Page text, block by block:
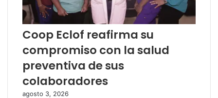
Coop Eclof reafirma su
compromiso con la salud
preventiva de sus
colaboradores
agosto 3, 2026